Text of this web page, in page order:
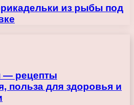
из рыбы под
— рецепты
польза для здоровья и